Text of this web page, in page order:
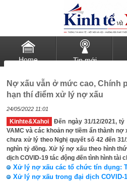
Home Tin mới
Nợ xấu vẫn ở mức cao, Chính
hạn thí điểm xử lý nợ xấu
24/05/2022 11:01
Kinhte&Xahoi
Đến ngày 31/12/2021,
VAMC và các khoản nợ tiềm ẩn thành
chưa xử lý theo Nghị quyết số 42 đến
nghìn tỷ đồng. Xử lý nợ xấu theo hình
dịch COVID-19 tác động đến tình hình tài
Xử lý nợ xấu các tổ chức tín dụng:
Xử lý nợ xấu trong đại dịch COVID-